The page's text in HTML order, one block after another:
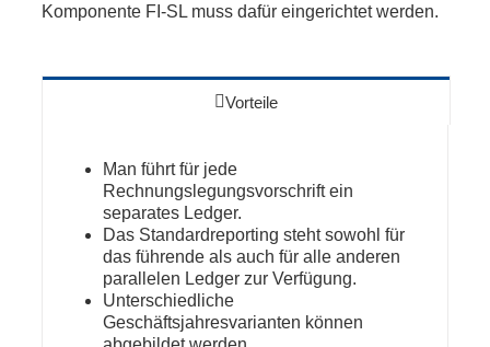
Komponente FI-SL muss dafür eingerichtet werden.
Vorteile
Man führt für jede
Rechnungslegungsvorschrift ein
separates Ledger.
Das Standardreporting steht sowohl für
das führende als auch für alle anderen
parallelen Ledger zur Verfügung.
Unterschiedliche
Geschäftsjahresvarianten können